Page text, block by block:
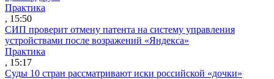
Практика
, 15:50
СИП проверит отмену патента на систему управления
устройствами после возражений «Яндекса»
Практика
, 15:17
Суды 10 стран рассматривают иски российской «дочки»